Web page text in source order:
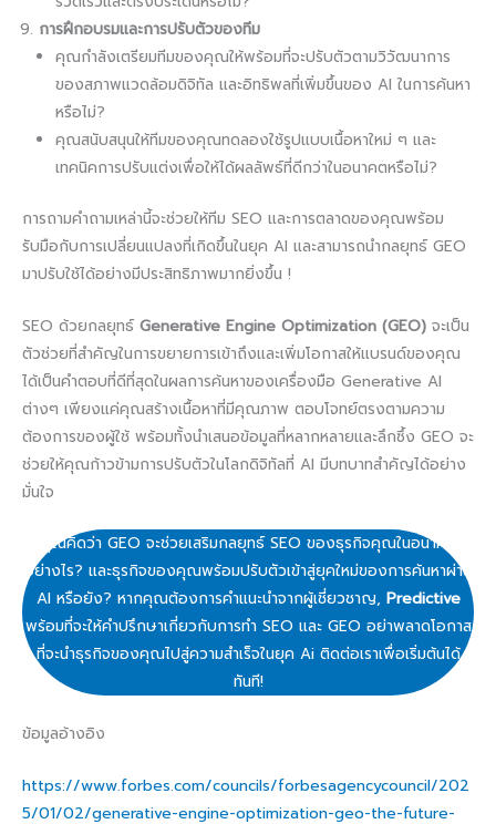
การฝึกอบรมและการปรับตัวของทีม
คุณกำลังเตรียมทีมของคุณให้พร้อมที่จะปรับตัวตามวิวัฒนาการ
ของสภาพแวดล้อมดิจิทัล และอิทธิพลที่เพิ่มขึ้นของ AI ในการค้นหา
หรือไม่?
คุณสนับสนุนให้ทีมของคุณทดลองใช้รูปแบบเนื้อหาใหม่ ๆ และ
เทคนิคการปรับแต่งเพื่อให้ได้ผลลัพธ์ที่ดีกว่าในอนาคตหรือไม่?
การถามคำถามเหล่านี้จะช่วยให้ทีม SEO และการตลาดของคุณพร้อม
รับมือกับการเปลี่ยนแปลงที่เกิดขึ้นในยุค AI และสามารถนำกลยุทธ์ GEO
มาปรับใช้ได้อย่างมีประสิทธิภาพมากยิ่งขึ้น !
SEO ด้วยกลยุทธ์Generative Engine Optimization (GEO) จะเป็น
ตัวช่วยที่สำคัญในการขยายการเข้าถึงและเพิ่มโอกาสให้แบรนด์ของคุณ
ได้เป็นคำตอบที่ดีที่สุดในผลการค้นหาของเครื่องมือ Generative AI
ต่างๆ เพียงแค่คุณสร้างเนื้อหาที่มีคุณภาพ ตอบโจทย์ตรงตามความ
ต้องการของผู้ใช้ พร้อมทั้งนำเสนอข้อมูลที่หลากหลายและลึกซึ้ง GEO จะ
ช่วยให้คุณก้าวข้ามการปรับตัวในโลกดิจิทัลที่ AI มีบทบาทสำคัญได้อย่าง
มั่นใจ
คุณคิดว่า GEO จะช่วยเสริมกลยุทธ์ SEO ของธุรกิจคุณในอนาคต
อย่างไร? และธุรกิจของคุณพร้อมปรับตัวเข้าสู่ยุคใหม่ของการค้นหาผ่าน
AI หรือยัง? หากคุณต้องการคำแนะนำจากผู้เชี่ยวชาญ, Predictive
พร้อมที่จะให้คำปรึกษาเกี่ยวกับการทำ SEO และ GEO อย่าพลาดโอกาส
ที่จะนำธุรกิจของคุณไปสู่ความสำเร็จในยุค Ai ติดต่อเราเพื่อเริ่มต้นได้
ทันที!
ข้อมูลอ้างอิง
https://www.forbes.com/councils/forbesagencycouncil/202
5/01/02/generative-engine-optimization-geo-the-future-